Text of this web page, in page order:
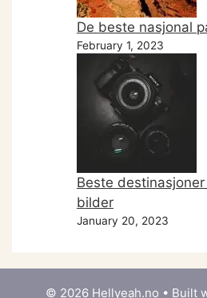
De beste nasjonal
February 1, 2023
Beste
bilder
January 20, 2023
© 2026 Hellyeah.no • Built